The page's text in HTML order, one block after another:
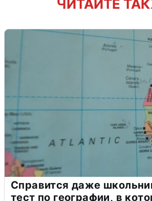
ЧИТАЙТЕ
Справится даже
тест по географии, в